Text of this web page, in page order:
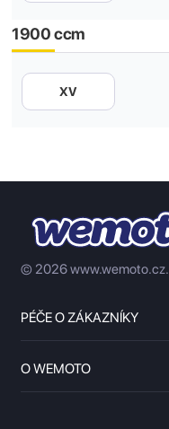
1900 ccm
XV
© 2026 www.wemoto.cz.
PÉČE O ZÁKAZNÍKY
O WEMOTO